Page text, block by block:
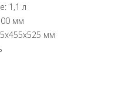
1,1 л
мм
мм